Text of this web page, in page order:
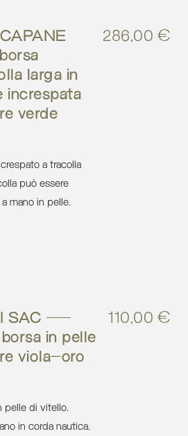
larga in
increspata
verde
286,00€
a tracolla
può essere
mano in pelle.
SAC –
in pelle
viola-oro
110,00€
pelle di vitello.
in corda nautica.